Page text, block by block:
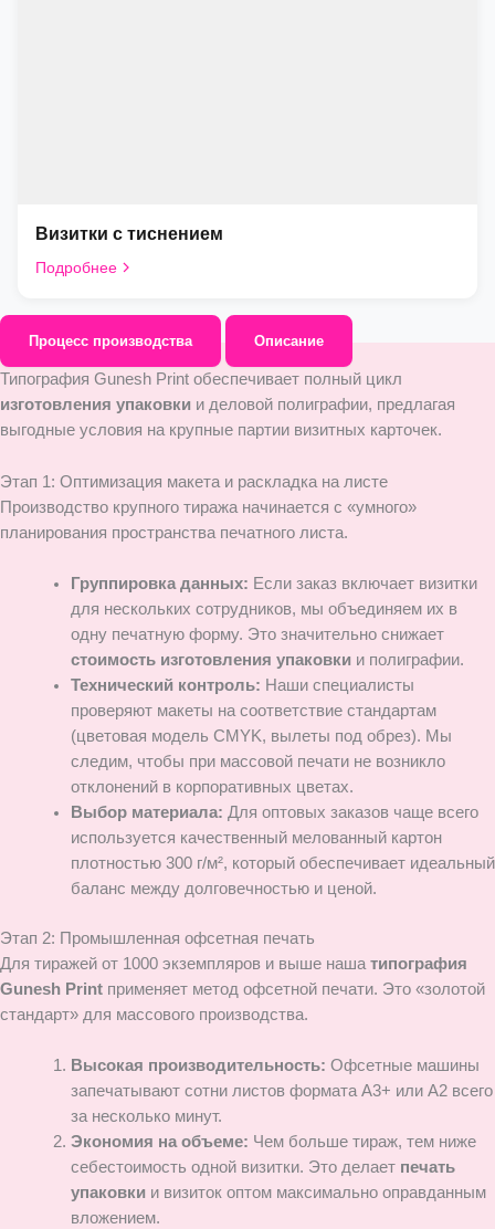
Визитки с тиснением
Подробнее
Процесс производства Описание
Типография Gunesh Print обеспечивает полный цикл
изготовления упаковки и деловой полиграфии, предлагая
выгодные условия на крупные партии визитных карточек.
Этап 1: Оптимизация макета и раскладка на листе
Производство крупного тиража начинается с «умного»
планирования пространства печатного листа.
Группировка данных: Если заказ включает визитки
для нескольких сотрудников, мы объединяем их в
одну печатную форму. Это значительно снижает
стоимость изготовления упаковкии полиграфии.
Технический контроль: Наши специалисты
проверяют макеты на соответствие стандартам
(цветовая модель CMYK, вылеты под обрез). Мы
следим, чтобы при массовой печати не возникло
отклонений в корпоративных цветах.
Выбор материала: Для оптовых заказов чаще всего
используется качественный мелованный картон
плотностью 300 г/м², который обеспечивает идеальный
баланс между долговечностью и ценой.
Этап 2: Промышленная офсетная печать
Для тиражей от 1000 экземпляров и выше наша типография
Gunesh Print применяет метод офсетной печати. Это «золотой
стандарт» для массового производства.
Высокая производительность: Офсетные машины
запечатывают сотни листов формата А3+ или А2 всего
за несколько минут.
Экономия на объеме: Чем больше тираж, тем ниже
себестоимость одной визитки. Это делает печать
упаковкии визиток оптом максимально оправданным
вложением.